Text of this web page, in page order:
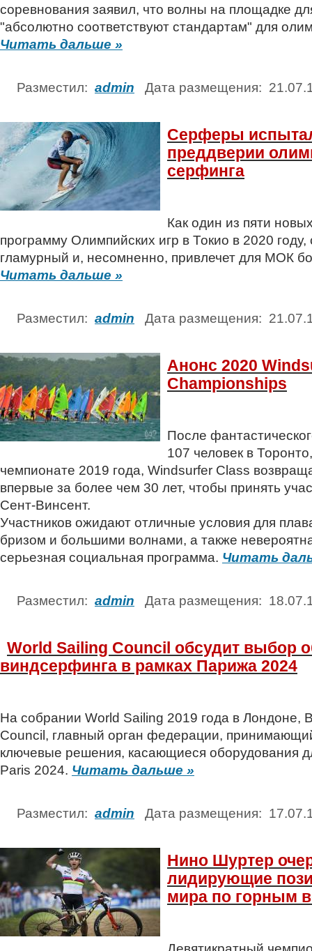
соревнования заявил, что волны на площадке
"абсолютно соответствуют стандартам" для
Читать дальше »
Разместил: admin Дата размещения:
Серферы
преддверии
серфинга
Как один из пяти
программу Олимпийских игр в Токио в 2020
гламурный и, несомненно, привлечет для МОК
Читать дальше »
Разместил: admin Дата размещения:
Анонс 2020
Championships
После
107 человек в
чемпионате 2019 года, Windsurfer Class
впервые за более чем 30 лет, чтобы принять
Сент-Винсент.
Участников ожидают отличные условия для
бризом и большими волнами, а также
серьезная социальная программа. Читать
Разместил: admin Дата размещения:
World Sailing Council обсудит выбор
виндсерфинга в рамках Парижа 2024
На собрании World Sailing 2019 года в Лондоне,
Council, главный орган федерации,
ключевые решения, касающиеся оборудования
Paris 2024. Читать дальше »
Разместил: admin Дата размещения:
Нино Шуртер
лидирующие
мира по горным